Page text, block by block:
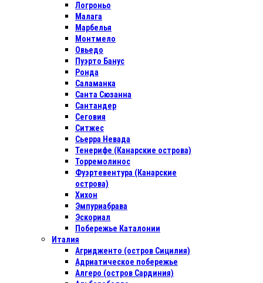
Логроньо
Малага
Марбелья
Монтмело
Овьедо
Пуэрто Банус
Ронда
Саламанка
Санта Сюзанна
Сантандер
Сеговия
Ситжес
Сьерра Невада
Тенерифе (Канарские острова)
Торремолинос
Фуэртевентура (Канарские
острова)
Хихон
Эмпуриабрава
Эскориал
Побережье Каталонии
Италия
Агридженто (остров Сицилия)
Адриатическое побережье
Алгеро (остров Сардиния)